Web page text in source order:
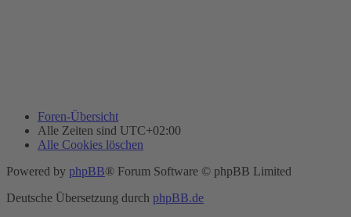
Foren-Übersicht
Alle Zeiten sind UTC+02:00
Alle Cookies löschen
Powered by phpBB® Forum Software © phpBB Limited
Deutsche Übersetzung durch phpBB.de